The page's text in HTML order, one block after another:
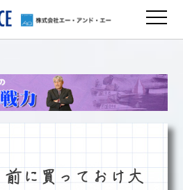
前に買っておけ大